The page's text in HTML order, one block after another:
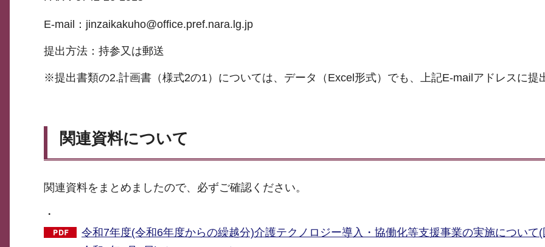
E-mail：jinzaikakuho@office.pref.nara.lg.jp
提出方法：持参又は郵送
※提出書類の2.計画書（様式2の1）については、データ（Excel形式）でも、上記E-mailアドレスに提
関連資料について
関連資料をまとめましたので、必ずご確認ください。
・
令和7年度(令和6年度からの繰越分)介護テクノロジー導入・協働化等支援事業の実施について(